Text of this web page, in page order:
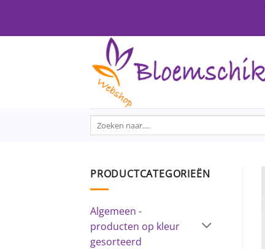
inhoud
Zoeken
naar:
PRODUCTCATEGORIEËN
Algemeen -
producten op kleur
gesorteerd